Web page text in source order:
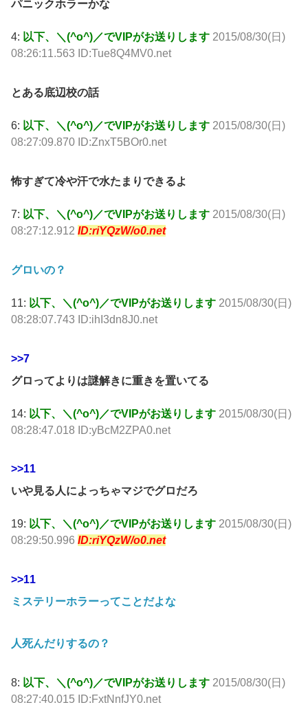
パニックホラーかな
4: 以下、＼(^o^)／でVIPがお送りします 2015/08/30(日)
08:26:11.563 ID:Tue8Q4MV0.net
とある底辺校の話
6: 以下、＼(^o^)／でVIPがお送りします 2015/08/30(日)
08:27:09.870 ID:ZnxT5BOr0.net
怖すぎて冷や汗で水たまりできるよ
7: 以下、＼(^o^)／でVIPがお送りします 2015/08/30(日)
08:27:12.912 ID:riYQzW/o0.net
グロいの？
11: 以下、＼(^o^)／でVIPがお送りします 2015/08/30(日)
08:28:07.743 ID:ihI3dn8J0.net
>>7
グロってよりは謎解きに重きを置いてる
14: 以下、＼(^o^)／でVIPがお送りします 2015/08/30(日)
08:28:47.018 ID:yBcM2ZPA0.net
>>11
いや見る人によっちゃマジでグロだろ
19: 以下、＼(^o^)／でVIPがお送りします 2015/08/30(日)
08:29:50.996 ID:riYQzW/o0.net
>>11
ミステリーホラーってことだよな
人死んだりするの？
8: 以下、＼(^o^)／でVIPがお送りします 2015/08/30(日)
08:27:40.015 ID:FxtNnfJY0.net